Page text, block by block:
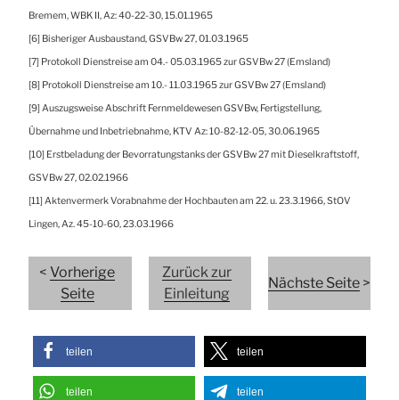
Bremem, WBK II, Az: 40-22-30, 15.01.1965
[6] Bisheriger Ausbaustand, GSVBw 27, 01.03.1965
[7] Protokoll Dienstreise am 04.- 05.03.1965 zur GSVBw 27 (Emsland)
[8] Protokoll Dienstreise am 10.- 11.03.1965 zur GSVBw 27 (Emsland)
[9] Auszugsweise Abschrift Fernmeldewesen GSVBw, Fertigstellung,
Übernahme und Inbetriebnahme, KTV Az: 10-82-12-05, 30.06.1965
[10] Erstbeladung der Bevorratungstanks der GSVBw 27 mit Dieselkraftstoff,
GSVBw 27, 02.02.1966
[11] Aktenvermerk Vorabnahme der Hochbauten am 22. u. 23.3.1966, StOV
Lingen, Az. 45-10-60, 23.03.1966
<Vorherige
Seite
Zurück zur
Einleitung
Nächste Seite >
teilen teilen
teilen teilen